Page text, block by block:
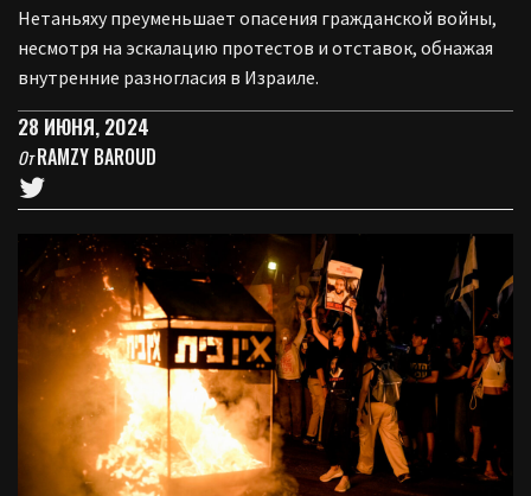
Нетаньяху преуменьшает опасения гражданской войны,
несмотря на эскалацию протестов и отставок, обнажая
внутренние разногласия в Израиле.
28 ИЮНЯ, 2024
ОтRAMZY BAROUD